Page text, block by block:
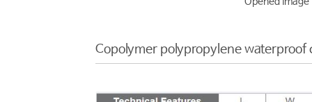
Copolymer polypropylene waterproof